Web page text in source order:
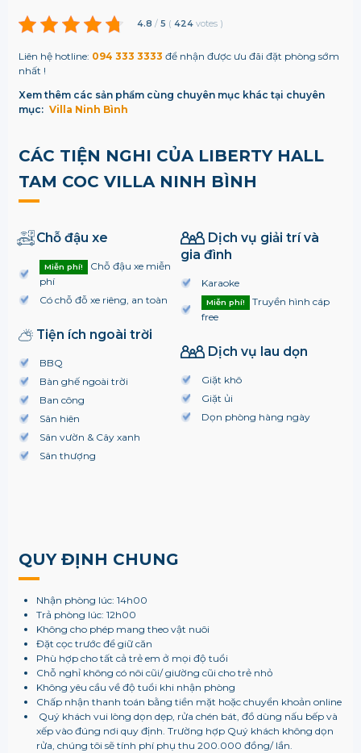
4.8 / 5 ( 424 votes )
Liên hệ hotline: 094 333 3333 để nhận được ưu đãi đặt phòng sớm
nhất !
Xem thêm các sản phẩm cùng chuyên mục khác tại chuyên
mục: Villa Ninh Bình
CÁC TIỆN NGHI CỦA LIBERTY HALL
TAM COC VILLA NINH BÌNH
Chỗ đậu xe
Miễn phí!
Chỗ đậu xe miễn
phí
Có chỗ đỗ xe riêng, an toàn
Tiện ích ngoài trời
BBQ
Bàn ghế ngoài trời
Ban công
Sân hiên
Sân vườn & Cây xanh
Sân thượng
Dịch vụ giải trí và
gia đình
Karaoke
Miễn phí!
Truyền hình cáp
free
Dịch vụ lau dọn
Giặt khô
Giặt ủi
Dọn phòng hàng ngày
QUY ĐỊNH CHUNG
Nhận phòng lúc: 14h00
Trả phòng lúc: 12h00
Không cho phép mang theo vật nuôi
Đặt cọc trước để giữ căn
Phù hợp cho tất cả trẻ em ở mọi độ tuổi
Chỗ nghỉ không có nôi cũi/ giường cũi cho trẻ nhỏ
Không yêu cầu về độ tuổi khi nhận phòng
Chấp nhận thanh toán bằng tiền mặt hoặc chuyển khoản online
Quý khách vui lòng dọn dẹp, rửa chén bát, đồ dùng nấu bếp và
xếp vào đúng nơi quy định. Trường hợp Quý khách không dọn
rửa, chúng tôi sẽ tính phí phụ thu 200.000 đồng/ lần.